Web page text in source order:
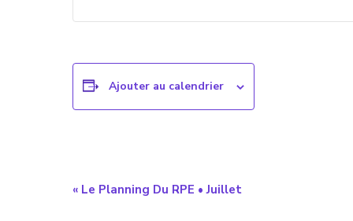
Ajouter au calendrier
Navigation
« Le Planning Du RPE • Juillet